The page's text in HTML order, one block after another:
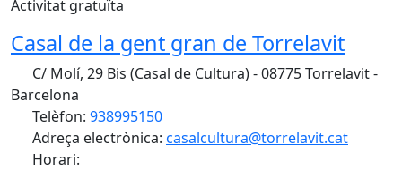
Activitat gratuïta
Casal de la gent gran de Torrelavit
C/ Molí, 29 Bis (Casal de Cultura) - 08775 Torrelavit -
Barcelona
Telèfon: 938995150
Adreça electrònica: casalcultura@torrelavit.cat
Horari: